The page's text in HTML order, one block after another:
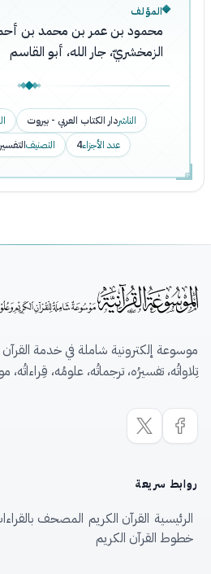
المؤلف
محمود بن عمر بن محمد بن
الزمخشريّ، جار الله، أبو القاسم
الناشردار الكتاب العربي - بيروت
عدد الأجزاء4 التصنيفالتفسير
موسوعة إلكترونية شاملة في خدمة
تِلاواتُه، تفسيرُه، ترجماتُه، علومُه، قِراءاتُه،
روابط سريعة
الرئيسية القرآن الكريم المصحف
خطوط القرآن الكريم